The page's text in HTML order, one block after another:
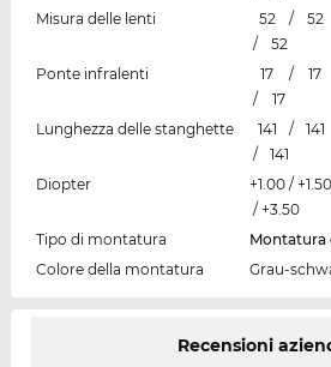
Misura delle lenti
52 / 52
/
52
Ponte infralenti
17 / 17
/
17
Lunghezza delle stanghette
141 / 141
/
141
Diopter
+1.00 / +1.50
/ +3.50
Tipo di montatura
Montatura
Colore della montatura
Grau-
Recensioni